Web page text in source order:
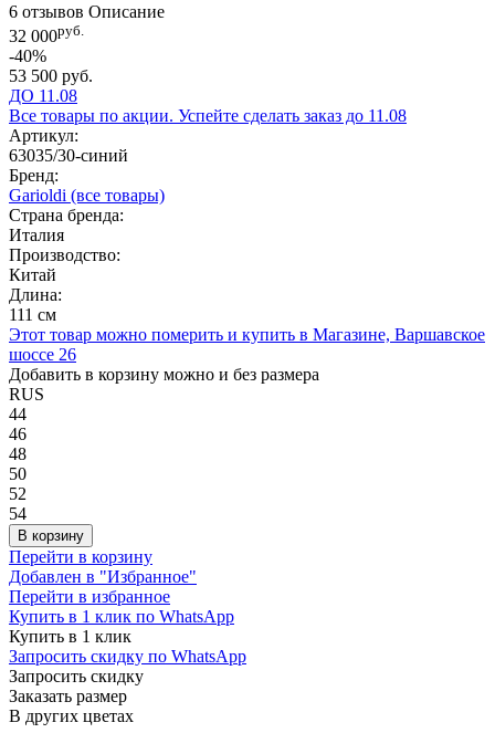
6 отзывов Описание
32 000руб.
-40%
53 500 руб.
ДО 11.08
Все товары по акции. Успейте сделать заказ до 11.08
Артикул:
63035/30-синий
Бренд:
Garioldi (все товары)
Страна бренда:
Италия
Производство:
Китай
Длина:
111 см
Этот товар можно померить и купить в Магазине, Варшавское
шоссе 26
Добавить в корзину можно и без размера
RUS
44
46
48
50
52
54
В корзину
Перейти в корзину
Добавлен в "Избранное"
Перейти в избранное
Купить в 1 клик по WhatsApp
Купить в 1 клик
Запросить скидку по WhatsApp
Запросить скидку
Заказать размер
В других цветах